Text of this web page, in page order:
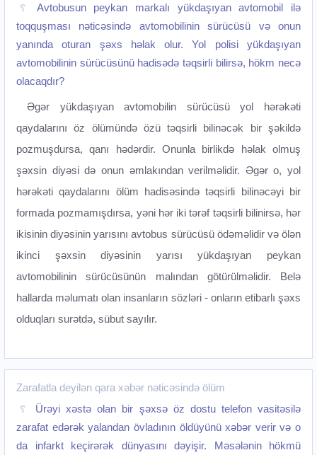
Avtobusun peykan markalı yükdaşıyan avtomobil ilə
toqquşması nəticəsində avtomobilinin sürücüsü və onun
yanında oturan şəxs həlak olur. Yol polisi yükdaşıyan
avtomobilinin sürücüsünü hadisədə təqsirli bilirsə, hökm necə
olacaqdır?
Əgər yükdaşıyan avtomobilin sürücüsü yol hərəkəti
qaydalarını öz ölümündə özü təqsirli bilinəcək bir şəkildə
pozmuşdursa, qanı hədərdir. Onunla birlikdə həlak olmuş
şəxsin diyəsi də onun əmlakından verilməlidir. Əgər o, yol
hərəkəti qaydalarını ölüm hadisəsində təqsirli bilinəcəyi bir
formada pozmamışdırsa, yəni hər iki tərəf təqsirli bilinirsə, hər
ikisinin diyəsinin yarısını avtobus sürücüsü ödəməlidir və ölən
ikinci şəxsin diyəsinin yarısı yükdaşıyan peykan
avtomobilinin sürücüsünün malından götürülməlidir. Belə
hallarda məlumatı olan insanların sözləri - onların etibarlı şəxs
olduqları surətdə, sübut sayılır.
Zarafatla deyilən qara xəbər nəticəsində ölüm
Ürəyi xəstə olan bir şəxsə öz dostu telefon vasitəsilə
zarafat edərək yalandan övladının öldüyünü xəbər verir və o
da infarkt keçirərək dünyasını dəyişir. Məsələnin hökmü